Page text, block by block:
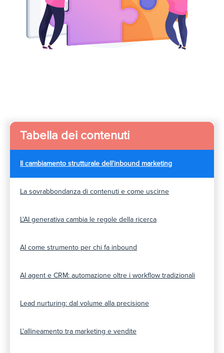
Tabella dei contenuti
Il cambiamento strutturale dell'inbound marketing
La sovrabbondanza di contenuti e come uscirne
L'AI generativa cambia le regole della ricerca
AI come strumento per chi fa inbound
AI agent e CRM: automazione oltre i workflow tradizionali
Lead nurturing: dal volume alla precisione
L'allineamento tra marketing e vendite